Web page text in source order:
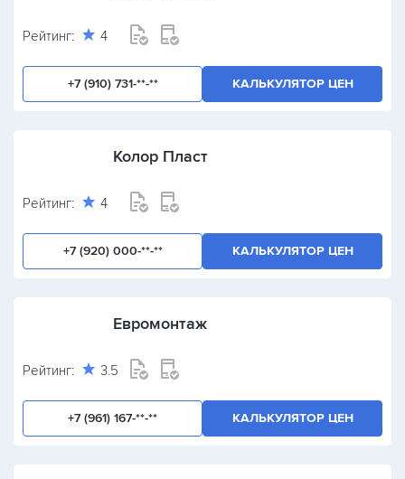
Рейтинг: 4
+7 (910) 731-**-** КАЛЬКУЛЯТОР ЦЕН
Колор Пласт
Рейтинг: 4
+7 (920) 000-**-** КАЛЬКУЛЯТОР ЦЕН
Евромонтаж
Рейтинг: 3.5
+7 (961) 167-**-** КАЛЬКУЛЯТОР ЦЕН